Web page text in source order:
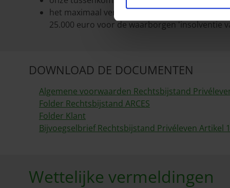
het maximaal verzekerd bedrag per
25.000 euro voor de waarborgen 'insolventie
DOWNLOAD DE DOCUMENTEN
Algemene voorwaarden Rechtsbijstand
Folder Rechtsbijstand ARCES
Folder Klant
Bijvoegselbrief Rechtsbijstand Privéleven Artikel 1
Wettelijke vermeldingen